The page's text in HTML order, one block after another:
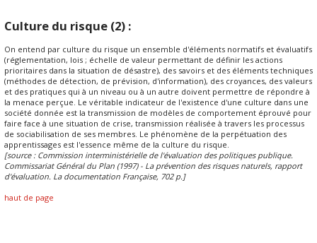
Culture du risque (2) :
On entend par culture du risque un ensemble d'éléments normatifs et évaluatifs
(réglementation, lois ; échelle de valeur permettant de définir les actions
prioritaires dans la situation de désastre), des savoirs et des éléments techniques
(méthodes de détection, de prévision, d'information), des croyances, des valeurs
et des pratiques qui à un niveau ou à un autre doivent permettre de répondre à
la menace perçue. Le véritable indicateur de l'existence d'une culture dans une
société donnée est la transmission de modèles de comportement éprouvé pour
faire face à une situation de crise, transmission réalisée à travers les processus
de sociabilisation de ses membres. Le phénomène de la perpétuation des
apprentissages est l'essence même de la culture du risque.
[source : Commission interministérielle de l'évaluation des politiques publique.
Commissariat Général du Plan (1997) - La prévention des risques naturels, rapport
d'évaluation. La documentation Française, 702 p.]
haut de page